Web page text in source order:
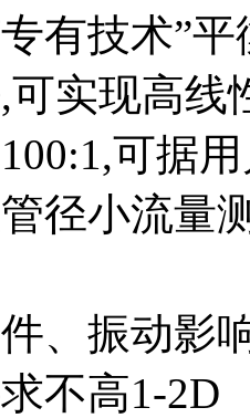
有技术”
可实现高线
可据
径小流量
、振动影
不高1-2D